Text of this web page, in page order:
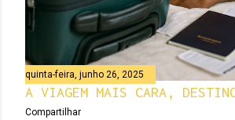
quinta-feira, junho 26, 2025
A VIAGEM MAIS CARA,
Compartilhar